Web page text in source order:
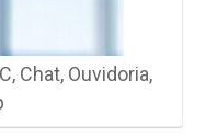
Chat, Ouvidoria,